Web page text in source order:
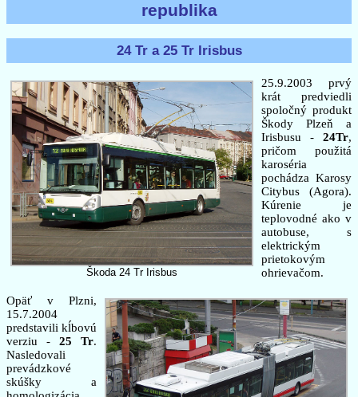
republika
24 Tr a 25 Tr Irisbus
Škoda 24 Tr Irisbus
25.9.2003 prvý
krát predviedli
spoločný produkt
Škody Plzeň a
Irisbusu - 24Tr,
pričom použitá
karoséria
pochádza Karosy
Citybus (Agora).
Kúrenie je
teplovodné ako v
autobuse, s
elektrickým
prietokovým
ohrievačom.
Opäť v Plzni,
15.7.2004
predstavili kĺbovú
verziu - 25 Tr.
Nasledovali
prevádzkové
skúšky a